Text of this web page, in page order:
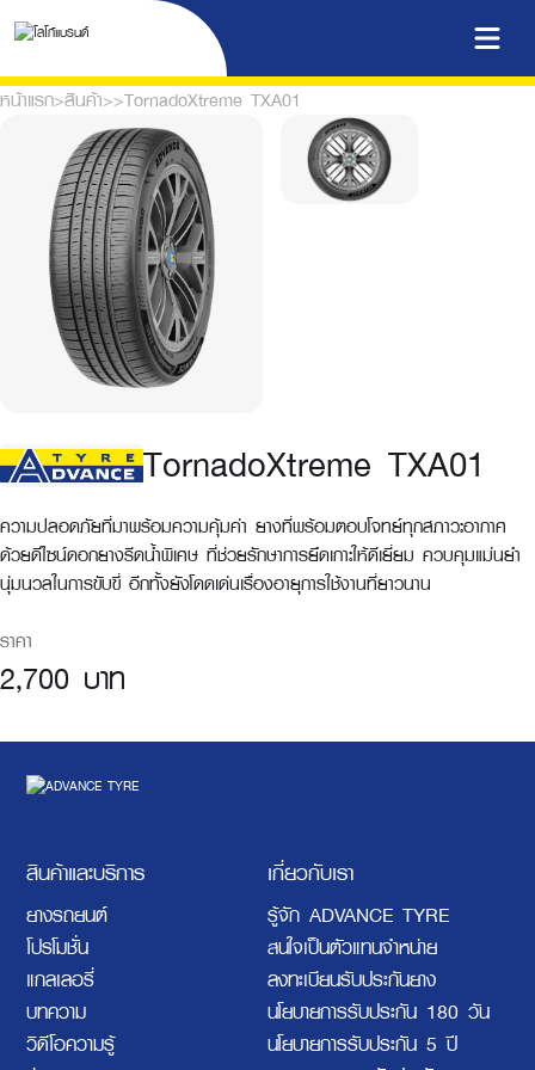
หน้าแรก>สินค้า>>TornadoXtreme TXA01
TornadoXtreme TXA01
ความปลอดภัยที่มาพร้อมความคุ้มค่า ยางที่พร้อมตอบโจทย์ทุกสภาวะอากาศ
ด้วยดีไซน์ดอกยางรีดน้ำพิเศษ ที่ช่วยรักษาการยึดเกาะให้ดีเยี่ยม ควบคุมแม่นยำ
นุ่มนวลในการขับขี่ อีกทั้งยังโดดเด่นเรื่องอายุการใช้งานที่ยาวนาน
ราคา
2,700 บาท
สินค้าและบริการ
ยางรถยนต์
โปรโมชั่น
แกลเลอรี่
บทความ
วิดีโอความรู้
เกี่ยวกับเรา
รู้จัก ADVANCE TYRE
สนใจเป็นตัวแทนจำหน่าย
ลงทะเบียนรับประกันยาง
นโยบายการรับประกัน 180 วัน
นโยบายการรับประกัน 5 ปี